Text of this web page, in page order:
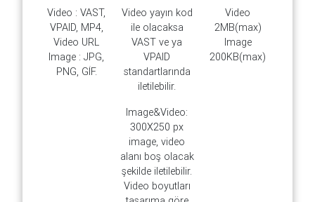
Video : VAST,
VPAID, MP4,
Video URL
Image : JPG,
PNG, GİF.
Video yayın kod
ile olacaksa
VAST ve ya
VPAID
standartlarında
iletilebilir.
Image&Video:
300X250 px
image, video
alanı boş olacak
şekilde iletilebilir.
Video boyutları
Video
2MB(max)
Image
200KB(max)